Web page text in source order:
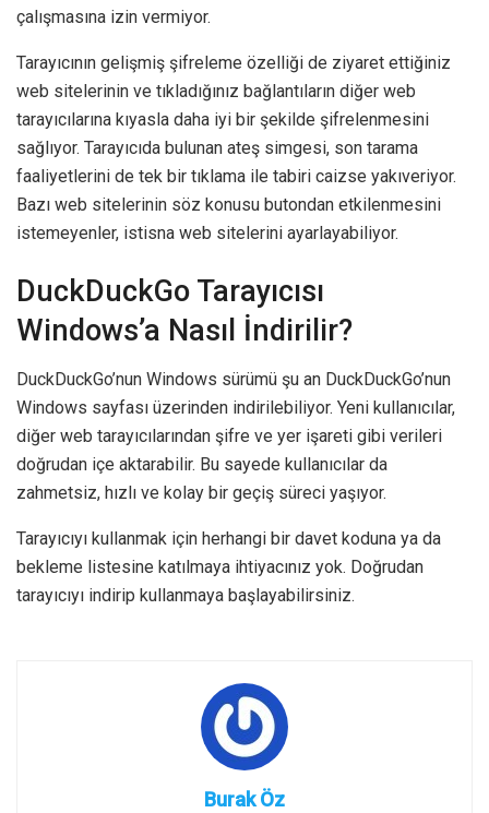
çalışmasına izin vermiyor.
Tarayıcının gelişmiş şifreleme özelliği de ziyaret ettiğiniz
web sitelerinin ve tıkladığınız bağlantıların diğer web
tarayıcılarına kıyasla daha iyi bir şekilde şifrelenmesini
sağlıyor. Tarayıcıda bulunan ateş simgesi, son tarama
faaliyetlerini de tek bir tıklama ile tabiri caizse yakıveriyor.
Bazı web sitelerinin söz konusu butondan etkilenmesini
istemeyenler, istisna web sitelerini ayarlayabiliyor.
DuckDuckGo Tarayıcısı
Windows’a Nasıl İndirilir?
DuckDuckGo’nun Windows sürümü şu an DuckDuckGo’nun
Windows sayfası üzerinden indirilebiliyor. Yeni kullanıcılar,
diğer web tarayıcılarından şifre ve yer işareti gibi verileri
doğrudan içe aktarabilir. Bu sayede kullanıcılar da
zahmetsiz, hızlı ve kolay bir geçiş süreci yaşıyor.
Tarayıcıyı kullanmak için herhangi bir davet koduna ya da
bekleme listesine katılmaya ihtiyacınız yok. Doğrudan
tarayıcıyı indirip kullanmaya başlayabilirsiniz.
Burak Öz